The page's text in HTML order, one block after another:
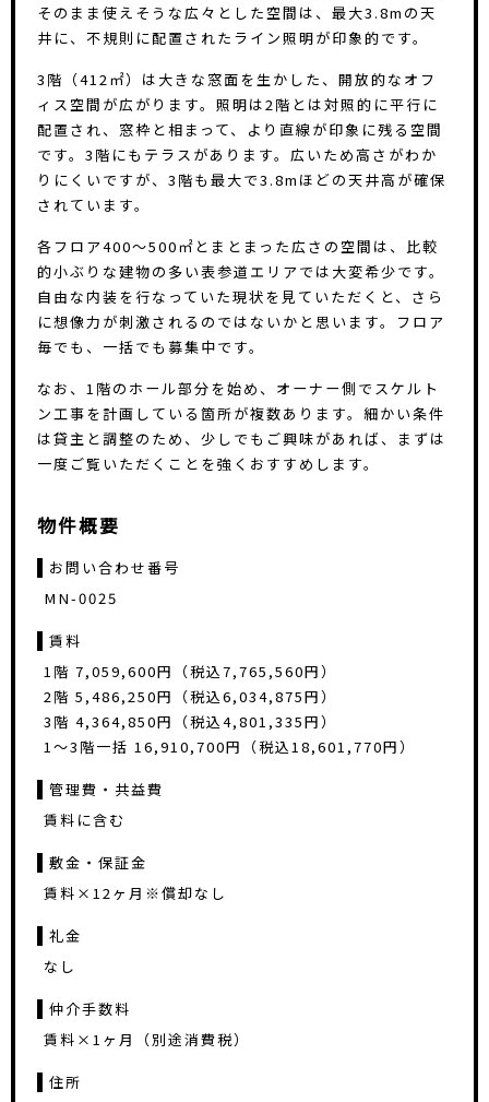
そのまま使えそうな広々とした空間は、最大3.8mの天
井に、不規則に配置されたライン照明が印象的です。
3階（412㎡）は大きな窓面を生かした、開放的なオフ
ィス空間が広がります。照明は2階とは対照的に平行に
配置され、窓枠と相まって、より直線が印象に残る空間
です。3階にもテラスがあります。広いため高さがわか
りにくいですが、3階も最大で3.8mほどの天井高が確保
されています。
各フロア400〜500㎡とまとまった広さの空間は、比較
的小ぶりな建物の多い表参道エリアでは大変希少です。
自由な内装を行なっていた現状を見ていただくと、さら
に想像力が刺激されるのではないかと思います。フロア
毎でも、一括でも募集中です。
なお、1階のホール部分を始め、オーナー側でスケルト
ン工事を計画している箇所が複数あります。細かい条件
は貸主と調整のため、少しでもご興味があれば、まずは
一度ご覧いただくことを強くおすすめします。
物件概要
お問い合わせ番号
MN-0025
賃料
1階 7,059,600円（税込7,765,560円）
2階 5,486,250円（税込6,034,875円）
3階 4,364,850円（税込4,801,335円）
1〜3階一括 16,910,700円（税込18,601,770円）
管理費・共益費
賃料に含む
敷金・保証金
賃料×12ヶ月※償却なし
礼金
なし
仲介手数料
賃料×1ヶ月（別途消費税）
住所